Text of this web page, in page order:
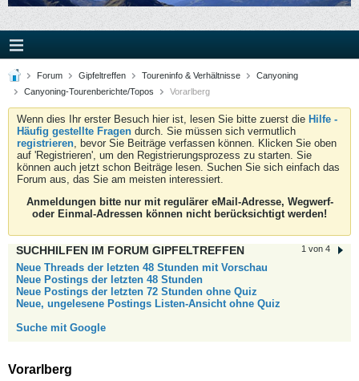
Forum Gipfeltreffen Toureninfo & Verhältnisse
Canyoning
Canyoning-Tourenberichte/Topos
Vorarlberg
Wenn dies Ihr erster Besuch hier ist, lesen Sie bitte zuerst die Hilfe -
Häufig gestellte Fragen durch. Sie müssen sich vermutlich
registrieren, bevor Sie Beiträge verfassen können. Klicken Sie oben
auf 'Registrieren', um den Registrierungsprozess zu starten. Sie
können auch jetzt schon Beiträge lesen. Suchen Sie sich einfach das
Forum aus, das Sie am meisten interessiert.
Anmeldungen bitte nur mit regulärer eMail-Adresse, Wegwerf-
oder Einmal-Adressen können nicht berücksichtigt werden!
1 von 4
SUCHHILFEN IM FORUM GIPFELTREFFEN
Neue Threads der letzten 48 Stunden mit Vorschau
Neue Postings der letzten 48 Stunden
Neue Postings der letzten 72 Stunden ohne Quiz
Neue, ungelesene Postings Listen-Ansicht ohne Quiz
Suche mit Google
Vorarlberg